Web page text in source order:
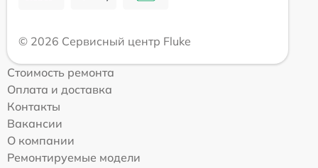
© 2026 Сервисный центр Fluke
Стоимость ремонта
Оплата и доставка
Контакты
Вакансии
О компании
Ремонтируемые модели